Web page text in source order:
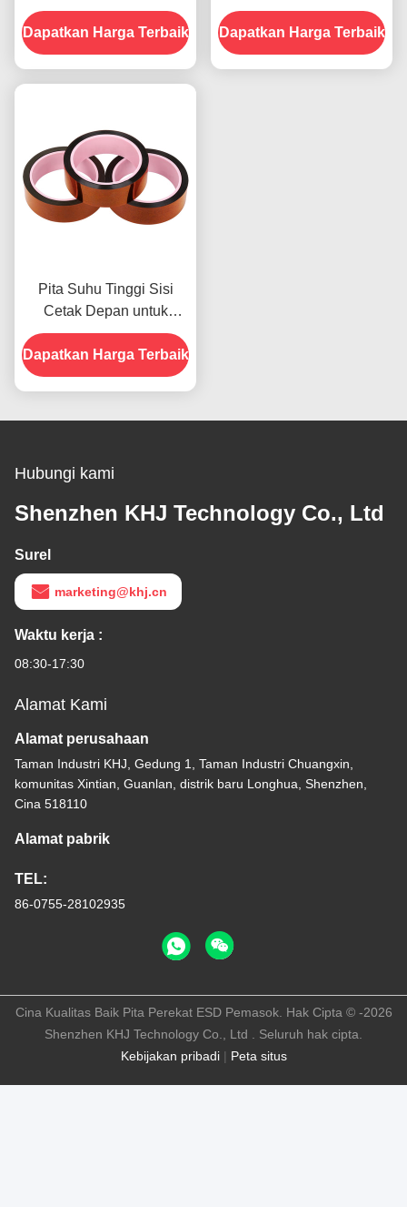
Bagian Depan
Dapatkan Harga Terbaik
menampilkan Ketahanan
Terhadap Kelembaban
dan Kekuatan Kupas
Dapatkan Harga Terbaik
Pita Suhu Tinggi Sisi
Cetak Depan untuk
Produk Dalam Stok
Dapatkan Harga Terbaik
Hubungi kami
Shenzhen KHJ Technology Co., Ltd
Surel
marketing@khj.cn
Waktu kerja :
08:30-17:30
Alamat Kami
Alamat perusahaan
Taman Industri KHJ, Gedung 1, Taman Industri Chuangxin,
komunitas Xintian, Guanlan, distrik baru Longhua, Shenzhen,
Cina 518110
Alamat pabrik
TEL:
86-0755-28102935
Kebijakan pribadi| Peta situs
Cina Kualitas Baik Pita Perekat ESD Pemasok. Hak Cipta © -2026
Shenzhen KHJ Technology Co., Ltd . Seluruh hak cipta.